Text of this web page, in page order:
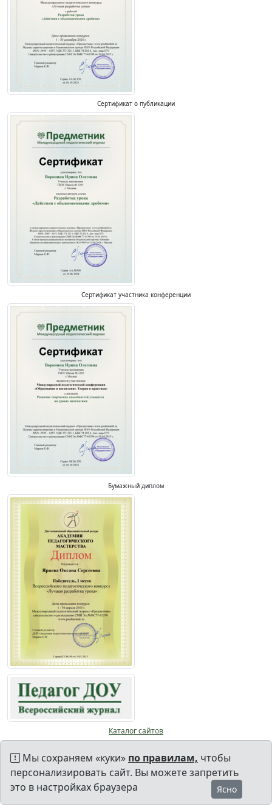
Сертификат о публикации
Сертификат участника конференции
Бумажный диплом
Каталог сайтов
Мы сохраняем «куки» по правилам, чтобы
персонализировать сайт. Вы можете запретить
это в настройках браузера
Ясно